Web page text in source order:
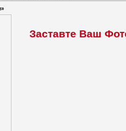
Заставте Ваш